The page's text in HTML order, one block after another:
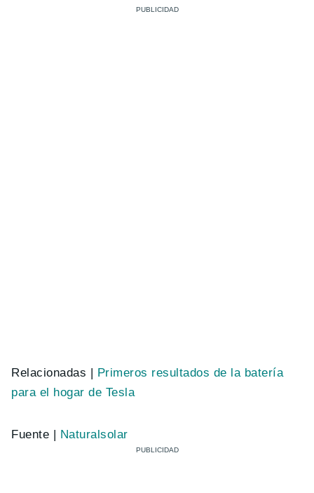
Relacionadas | Primeros resultados de la batería
para el hogar de Tesla
Fuente | Naturalsolar